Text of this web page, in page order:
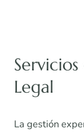
Legal
La gestión